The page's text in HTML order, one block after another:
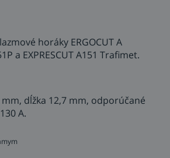
horáky ERGOCUT A
a EXPRESCUT A151 Trafimet.
dĺžka 12,7 mm, odporúčané
A.